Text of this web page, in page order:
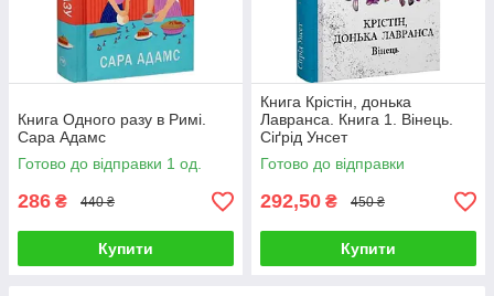
Книга Одного разу в Римі.
Сара Адамс
Готово до відправки 1 од.
286 ₴ 440 ₴
Купити
Книга Крістін, донька
Лавранса. Книга 1. Вінець.
Сіґрід Унсет
Готово до відправки
292,50 ₴ 450 ₴
Купити